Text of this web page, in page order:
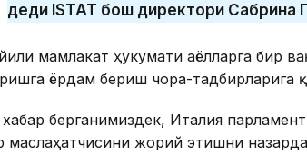
деди ISTAT бош директори Сабрина
мамлакат ҳукумати аёлларга бир
ёрдам бериш чора-тадбирларига
берганимиздек, Италия
маслаҳатчисини жорий этишни